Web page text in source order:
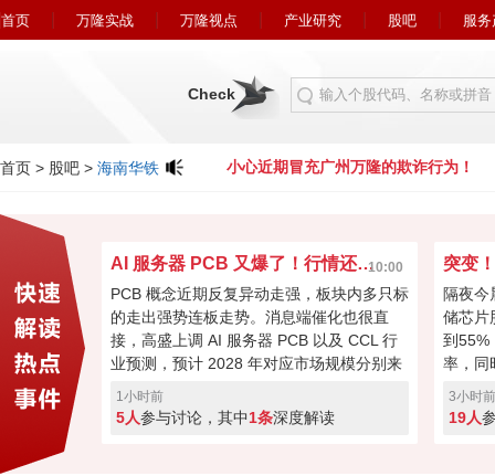
首页 万隆实战 万隆视点 产业研究 股吧 服
Check
首页 > 股吧 > 海南华铁
州万隆的欺诈行为！ 小心近期冒充广州万隆的欺诈行为！
AI 服务器 PCB 又爆了！行情还能走多远？10:00
PCB 概念近期反复异动走强，板块内多只标
的走出强势连板走势。消息端催化也很直
接，高盛上调 AI 服务器 PCB 以及 CCL 行
业预测，预计 2028 年对应市场规模分别来
到 840 亿、480 亿美元，机构上调预期给板
块带来想象空间，不过短期连续冲高之后分
1小时前
5人参与讨论，其中1条深度解读
突变
隔夜今
储芯片
到55%
率，同
及其
满，
3小时前
19人